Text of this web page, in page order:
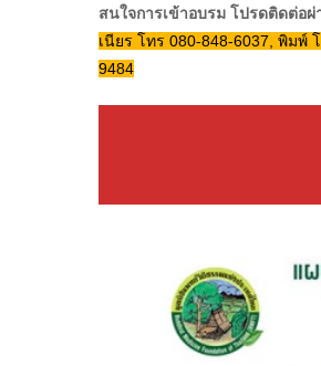
สนใจการเข้าอบรม โปรดติดต่อ
เนียร โทร 080-848-6037, พิมพ์
9484